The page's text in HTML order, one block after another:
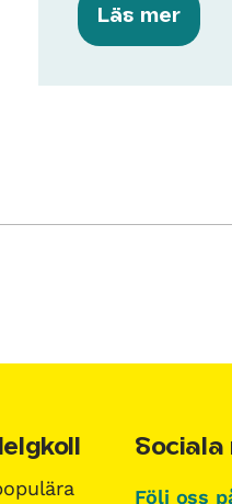
Läs mer
Sociala
Följ oss